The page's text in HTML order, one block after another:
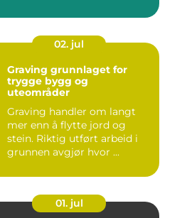
02. jul
Graving grunnlaget for
trygge bygg og
uteområder
Graving handler om langt
mer enn å flytte jord og
stein. Riktig utført arbeid i
grunnen avgjør hvor ...
01. jul